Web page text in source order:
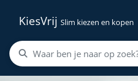
KiesVrij Slim kiezen en kopen